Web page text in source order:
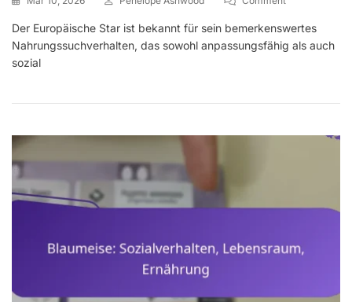
Star:
Der Europäische Star ist bekannt für sein bemerkenswertes
Nahrungssuchverhalten, das sowohl anpassungsfähig als auch
sozial